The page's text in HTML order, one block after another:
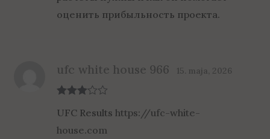
оценить прибыльность проекта.
out of 5
ufc white house 966 15. maja, 2026
UFC Results https://ufc-white-
house.com